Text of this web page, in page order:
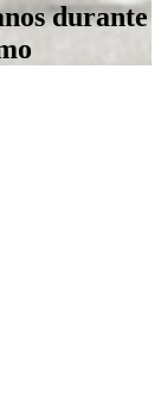
durante